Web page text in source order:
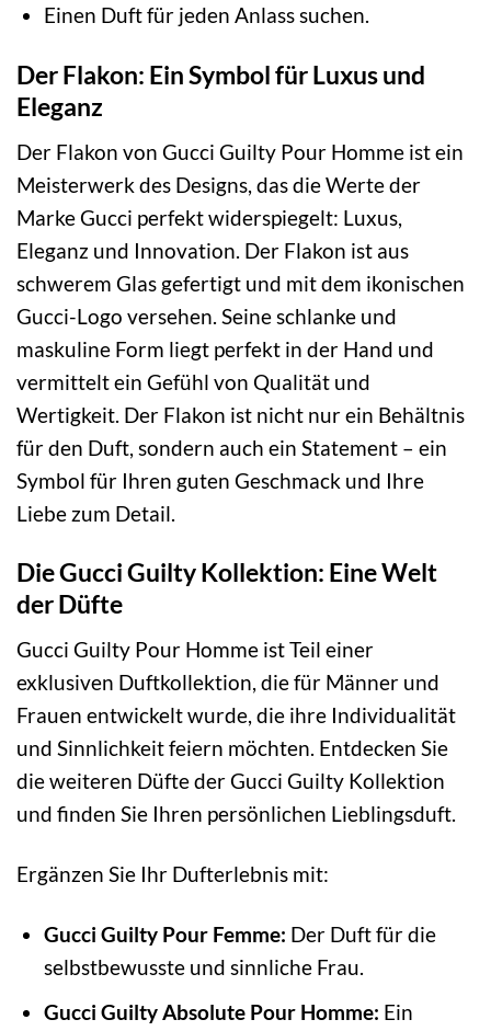
Einen Duft für jeden Anlass suchen.
Der Flakon: Ein Symbol für Luxus und
Eleganz
Der Flakon von Gucci Guilty Pour Homme ist ein
Meisterwerk des Designs, das die Werte der
Marke Gucci perfekt widerspiegelt: Luxus,
Eleganz und Innovation. Der Flakon ist aus
schwerem Glas gefertigt und mit dem ikonischen
Gucci-Logo versehen. Seine schlanke und
maskuline Form liegt perfekt in der Hand und
vermittelt ein Gefühl von Qualität und
Wertigkeit. Der Flakon ist nicht nur ein Behältnis
für den Duft, sondern auch ein Statement – ein
Symbol für Ihren guten Geschmack und Ihre
Liebe zum Detail.
Die Gucci Guilty Kollektion: Eine Welt
der Düfte
Gucci Guilty Pour Homme ist Teil einer
exklusiven Duftkollektion, die für Männer und
Frauen entwickelt wurde, die ihre Individualität
und Sinnlichkeit feiern möchten. Entdecken Sie
die weiteren Düfte der Gucci Guilty Kollektion
und finden Sie Ihren persönlichen Lieblingsduft.
Ergänzen Sie Ihr Dufterlebnis mit:
Gucci Guilty Pour Femme: Der Duft für die
selbstbewusste und sinnliche Frau.
Gucci Guilty Absolute Pour Homme: Ein